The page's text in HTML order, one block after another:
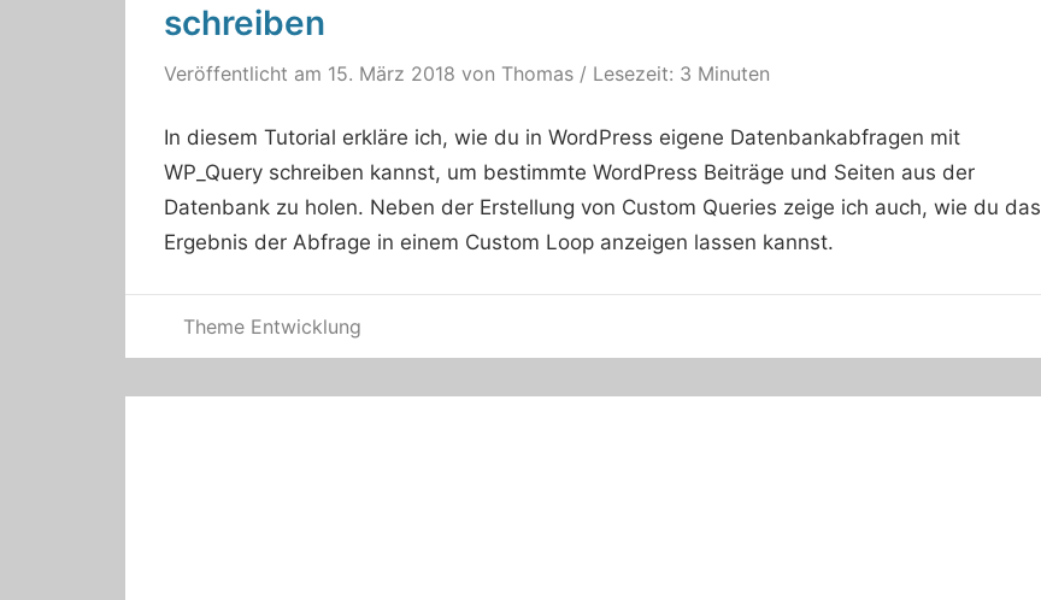
schreiben
Veröffentlicht am 15. März 2018 von Thomas / Lesezeit: 3 Minuten
In diesem Tutorial erkläre ich, wie du in WordPress eigene Datenbankabfragen mit
WP_Query schreiben kannst, um bestimmte WordPress Beiträge und Seiten aus der
Datenbank zu holen. Neben der Erstellung von Custom Queries zeige ich auch, wie du das
Ergebnis der Abfrage in einem Custom Loop anzeigen lassen kannst.
Theme Entwicklung